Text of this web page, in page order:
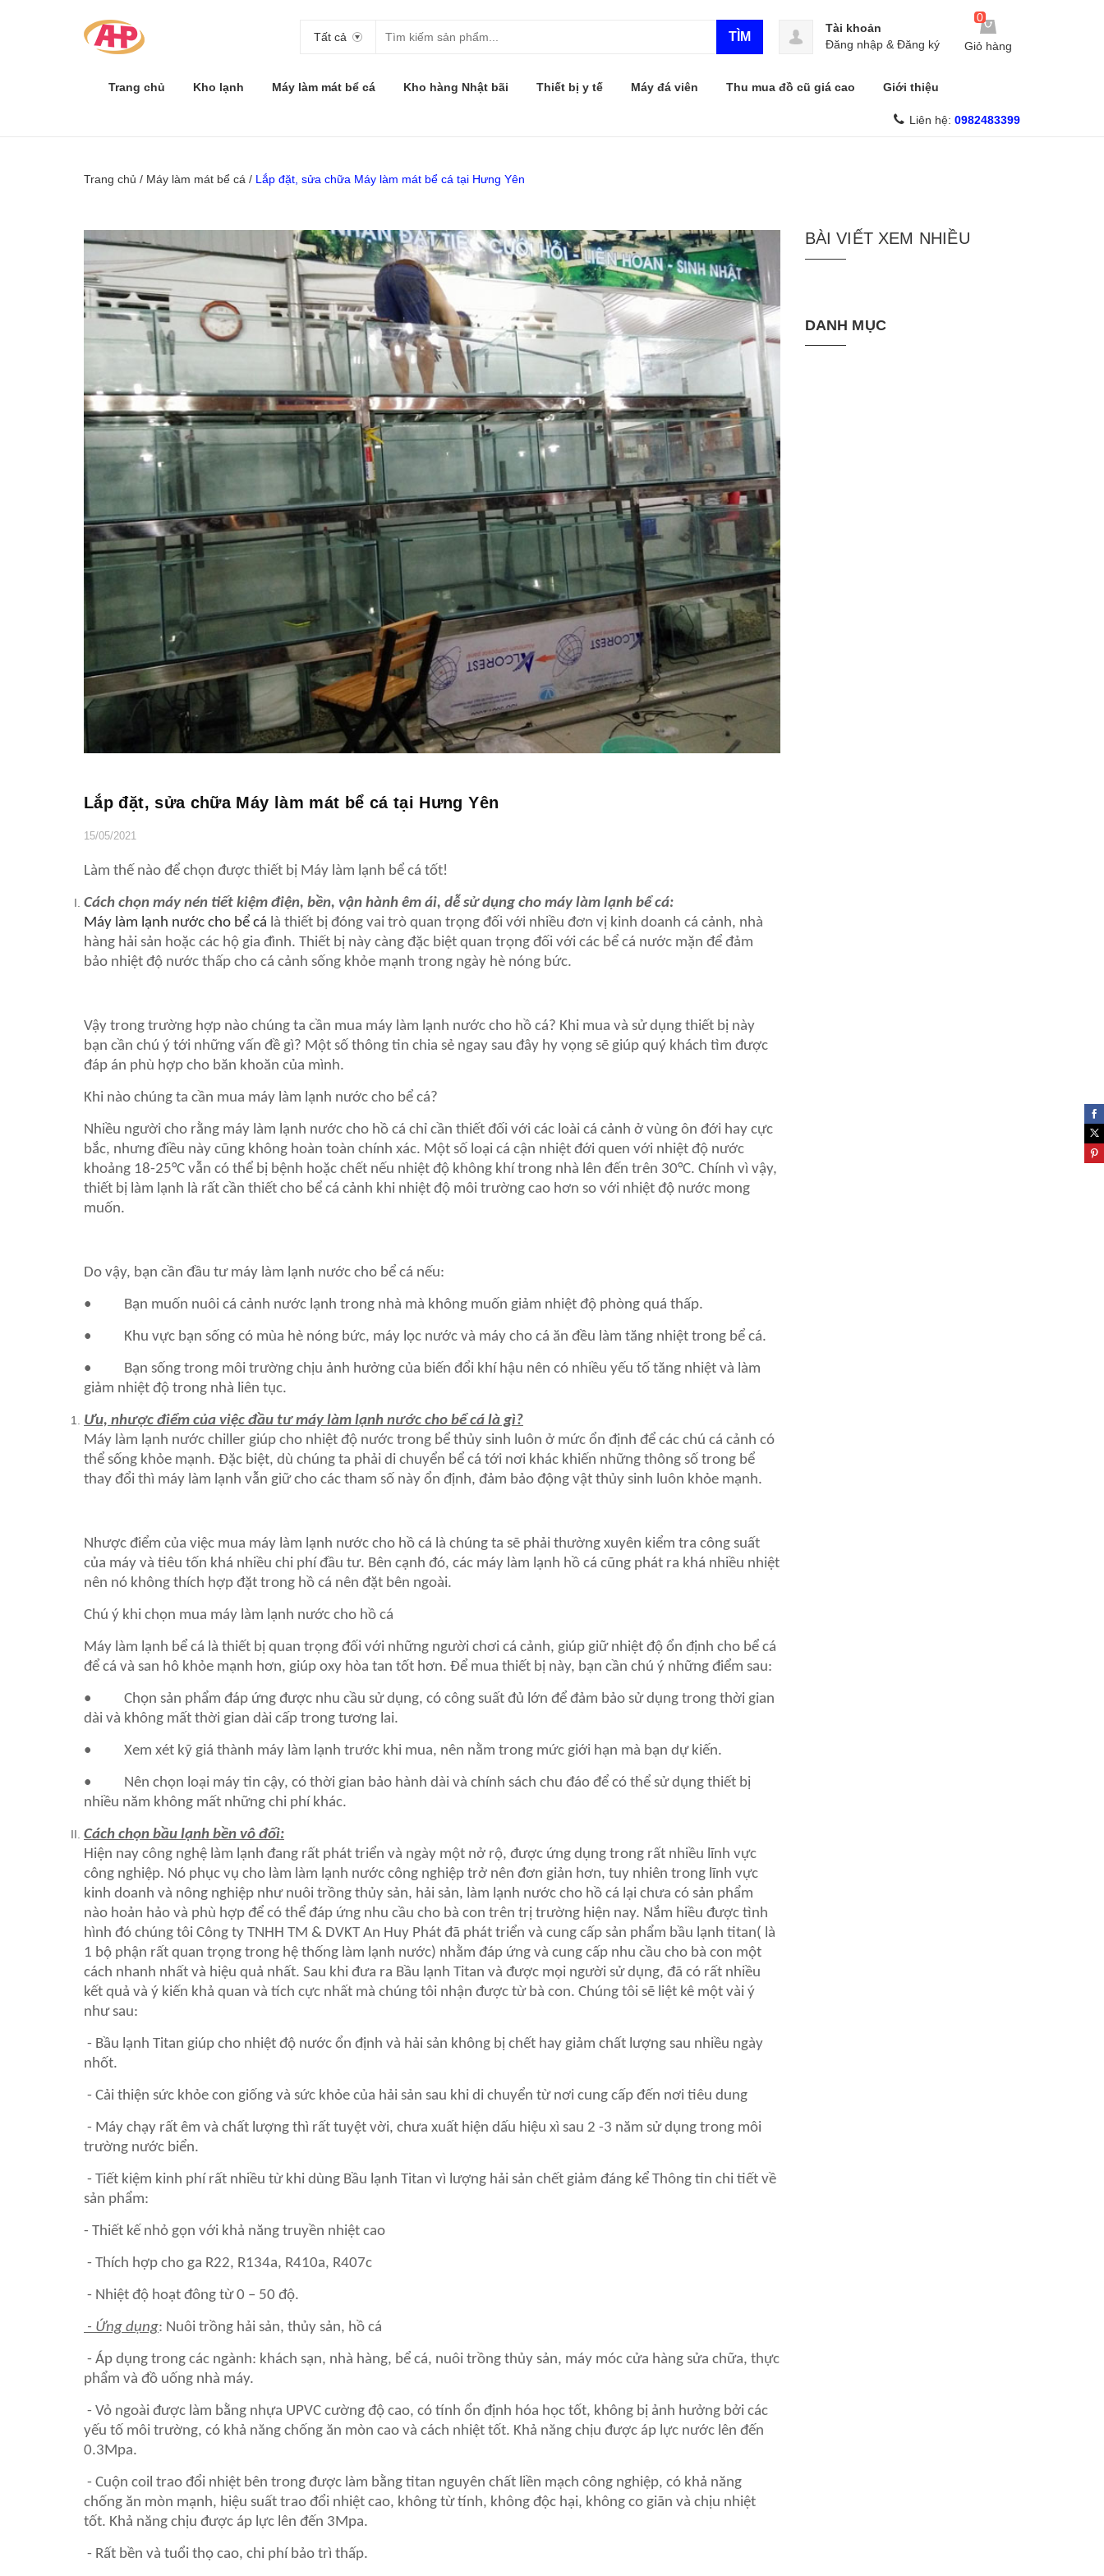
Tất cả TÌM
0
Giỏ hàng
Tài khoản
Đăng nhập & Đăng ký
Trang chủ Kho lạnh Máy làm mát bể cá Kho hàng Nhật bãi Thiết bị y tế Máy đá viên Thu mua đồ cũ giá cao Giới thiệu
Liên hệ: 0982483399
Trang chủ / Máy làm mát bể cá / Lắp đặt, sửa chữa Máy làm mát bể cá tại Hưng Yên
Lắp đặt, sửa chữa Máy làm mát bể cá tại Hưng Yên
15/05/2021
Làm thế nào để chọn được thiết bị Máy làm lạnh bể cá tốt!
Cách chọn máy nén tiết kiệm điện, bền, vận hành êm ái, dễ sử dụng cho máy làm lạnh bể cá:
Máy làm lạnh nước cho bể cá là thiết bị đóng vai trò quan trọng đối với nhiều đơn vị kinh doanh cá cảnh, nhà
hàng hải sản hoặc các hộ gia đình. Thiết bị này càng đặc biệt quan trọng đối với các bể cá nước mặn để đảm
bảo nhiệt độ nước thấp cho cá cảnh sống khỏe mạnh trong ngày hè nóng bức.
Vậy trong trường hợp nào chúng ta cần mua máy làm lạnh nước cho hồ cá? Khi mua và sử dụng thiết bị này
bạn cần chú ý tới những vấn đề gì? Một số thông tin chia sẻ ngay sau đây hy vọng sẽ giúp quý khách tìm được
đáp án phù hợp cho băn khoăn của mình.
Khi nào chúng ta cần mua máy làm lạnh nước cho bể cá?
Nhiều người cho rằng máy làm lạnh nước cho hồ cá chỉ cần thiết đối với các loài cá cảnh ở vùng ôn đới hay cực
bắc, nhưng điều này cũng không hoàn toàn chính xác. Một số loại cá cận nhiệt đới quen với nhiệt độ nước
khoảng 18-25°C vẫn có thể bị bệnh hoặc chết nếu nhiệt độ không khí trong nhà lên đến trên 30°C. Chính vì vậy,
thiết bị làm lạnh là rất cần thiết cho bể cá cảnh khi nhiệt độ môi trường cao hơn so với nhiệt độ nước mong
muốn.
Do vậy, bạn cần đầu tư máy làm lạnh nước cho bể cá nếu:
• Bạn muốn nuôi cá cảnh nước lạnh trong nhà mà không muốn giảm nhiệt độ phòng quá thấp.
• Khu vực bạn sống có mùa hè nóng bức, máy lọc nước và máy cho cá ăn đều làm tăng nhiệt trong bể cá.
• Bạn sống trong môi trường chịu ảnh hưởng của biến đổi khí hậu nên có nhiều yếu tố tăng nhiệt và làm
giảm nhiệt độ trong nhà liên tục.
Ưu, nhược điểm của việc đầu tư máy làm lạnh nước cho bể cá là gì?
Máy làm lạnh nước chiller giúp cho nhiệt độ nước trong bể thủy sinh luôn ở mức ổn định để các chú cá cảnh có
thể sống khỏe mạnh. Đặc biệt, dù chúng ta phải di chuyển bể cá tới nơi khác khiến những thông số trong bể
thay đổi thì máy làm lạnh vẫn giữ cho các tham số này ổn định, đảm bảo động vật thủy sinh luôn khỏe mạnh.
Nhược điểm của việc mua máy làm lạnh nước cho hồ cá là chúng ta sẽ phải thường xuyên kiểm tra công suất
của máy và tiêu tốn khá nhiều chi phí đầu tư. Bên cạnh đó, các máy làm lạnh hồ cá cũng phát ra khá nhiều nhiệt
nên nó không thích hợp đặt trong hồ cá nên đặt bên ngoài.
Chú ý khi chọn mua máy làm lạnh nước cho hồ cá
Máy làm lạnh bể cá là thiết bị quan trọng đối với những người chơi cá cảnh, giúp giữ nhiệt độ ổn định cho bể cá
để cá và san hô khỏe mạnh hơn, giúp oxy hòa tan tốt hơn. Để mua thiết bị này, bạn cần chú ý những điểm sau:
• Chọn sản phẩm đáp ứng được nhu cầu sử dụng, có công suất đủ lớn để đảm bảo sử dụng trong thời gian
dài và không mất thời gian dài cấp trong tương lai.
• Xem xét kỹ giá thành máy làm lạnh trước khi mua, nên nằm trong mức giới hạn mà bạn dự kiến.
• Nên chọn loại máy tin cậy, có thời gian bảo hành dài và chính sách chu đáo để có thể sử dụng thiết bị
nhiều năm không mất những chi phí khác.
Cách chọn bầu lạnh bền vô đối:
Hiện nay công nghệ làm lạnh đang rất phát triển và ngày một nở rộ, được ứng dụng trong rất nhiều lĩnh vực
công nghiệp. Nó phục vụ cho làm làm lạnh nước công nghiệp trở nên đơn giản hơn, tuy nhiên trong lĩnh vực
kinh doanh và nông nghiệp như nuôi trồng thủy sản, hải sản, làm lạnh nước cho hồ cá lại chưa có sản phẩm
nào hoản hảo và phù hợp để có thể đáp ứng nhu cầu cho bà con trên trị trường hiện nay. Nắm hiều được tình
hình đó chúng tôi Công ty TNHH TM & DVKT An Huy Phát đã phát triển và cung cấp sản phẩm bầu lạnh titan( là
1 bộ phận rất quan trọng trong hệ thống làm lạnh nước) nhằm đáp ứng và cung cấp nhu cầu cho bà con một
cách nhanh nhất và hiệu quả nhất. Sau khi đưa ra Bầu lạnh Titan và được mọi người sử dụng, đã có rất nhiều
kết quả và ý kiến khả quan và tích cực nhất mà chúng tôi nhận được từ bà con. Chúng tôi sẽ liệt kê một vài ý
như sau:
- Bầu lạnh Titan giúp cho nhiệt độ nước ổn định và hải sản không bị chết hay giảm chất lượng sau nhiều ngày
nhốt.
- Cải thiện sức khỏe con giống và sức khỏe của hải sản sau khi di chuyển từ nơi cung cấp đến nơi tiêu dung
- Máy chạy rất êm và chất lượng thì rất tuyệt vời, chưa xuất hiện dấu hiệu xì sau 2 -3 năm sử dụng trong môi
trường nước biển.
- Tiết kiệm kinh phí rất nhiều từ khi dùng Bầu lạnh Titan vì lượng hải sản chết giảm đáng kể Thông tin chi tiết về
sản phẩm:
- Thiết kế nhỏ gọn với khả năng truyền nhiệt cao
- Thích hợp cho ga R22, R134a, R410a, R407c
- Nhiệt độ hoạt đông từ 0 – 50 độ.
- Ứng dụng: Nuôi trồng hải sản, thủy sản, hồ cá
- Áp dụng trong các ngành: khách sạn, nhà hàng, bể cá, nuôi trồng thủy sản, máy móc cửa hàng sửa chữa, thực
phẩm và đồ uống nhà máy.
- Vỏ ngoài được làm bằng nhựa UPVC cường độ cao, có tính ổn định hóa học tốt, không bị ảnh hưởng bởi các
yếu tố môi trường, có khả năng chống ăn mòn cao và cách nhiệt tốt. Khả năng chịu được áp lực nước lên đến
0.3Mpa.
- Cuộn coil trao đổi nhiệt bên trong được làm bằng titan nguyên chất liền mạch công nghiệp, có khả năng
chống ăn mòn mạnh, hiệu suất trao đổi nhiệt cao, không từ tính, không độc hại, không co giãn và chịu nhiệt
tốt. Khả năng chịu được áp lực lên đến 3Mpa.
- Rất bền và tuổi thọ cao, chi phí bảo trì thấp.
BÀI VIẾT XEM NHIỀU
DANH MỤC